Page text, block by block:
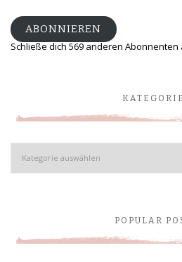
ABONNIEREN
Schließe dich 569 anderen Abonnenten
Kategorien
POPULAR